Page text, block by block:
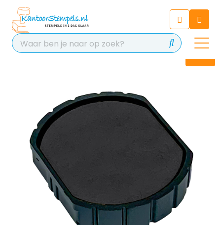
Chat 24/7 met onze chatbot
voor hulp
Contact